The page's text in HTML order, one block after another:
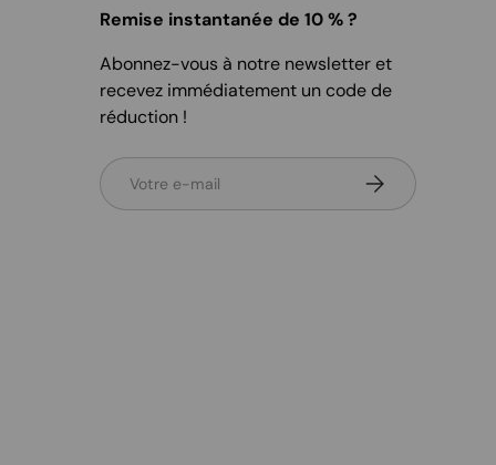
Remise instantanée de 10 % ?
Abonnez-vous à notre newsletter et
recevez immédiatement un code de
réduction !
E-mail S’inscrire